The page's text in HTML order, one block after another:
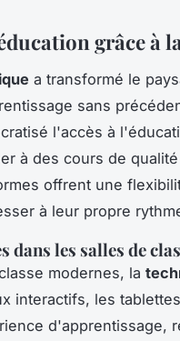
grâce à
a transformé le
sans
l'accès à
à des cours de
offrent une
à leur propre
les salles de
modernes, la
interactifs, les
d'apprentissage,